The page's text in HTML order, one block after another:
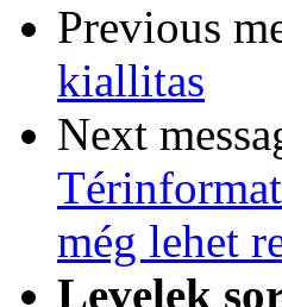
Previous
kiallitas
Next
még lehet
Levelek